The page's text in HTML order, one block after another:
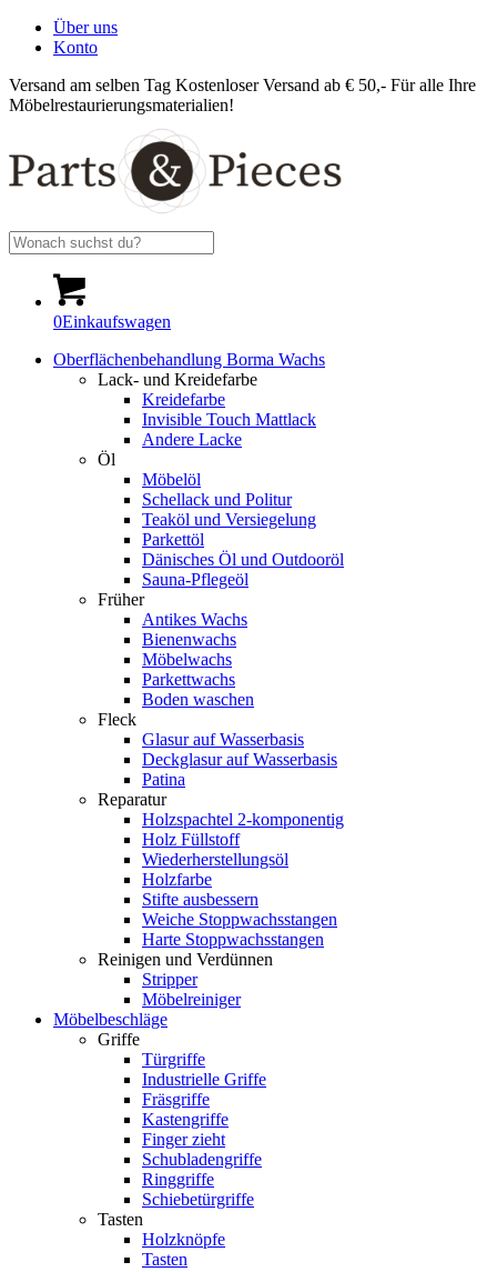
Über uns
Konto
Versand am selben Tag Kostenloser Versand ab € 50,- Für alle Ihre
Möbelrestaurierungsmaterialien!
0Einkaufswagen
Oberflächenbehandlung Borma Wachs
Lack- und Kreidefarbe
Kreidefarbe
Invisible Touch Mattlack
Andere Lacke
Öl
Möbelöl
Schellack und Politur
Teaköl und Versiegelung
Parkettöl
Dänisches Öl und Outdooröl
Sauna-Pflegeöl
Früher
Antikes Wachs
Bienenwachs
Möbelwachs
Parkettwachs
Boden waschen
Fleck
Glasur auf Wasserbasis
Deckglasur auf Wasserbasis
Patina
Reparatur
Holzspachtel 2-komponentig
Holz Füllstoff
Wiederherstellungsöl
Holzfarbe
Stifte ausbessern
Weiche Stoppwachsstangen
Harte Stoppwachsstangen
Reinigen und Verdünnen
Stripper
Möbelreiniger
Möbelbeschläge
Griffe
Türgriffe
Industrielle Griffe
Fräsgriffe
Kastengriffe
Finger zieht
Schubladengriffe
Ringgriffe
Schiebetürgriffe
Tasten
Holzknöpfe
Tasten